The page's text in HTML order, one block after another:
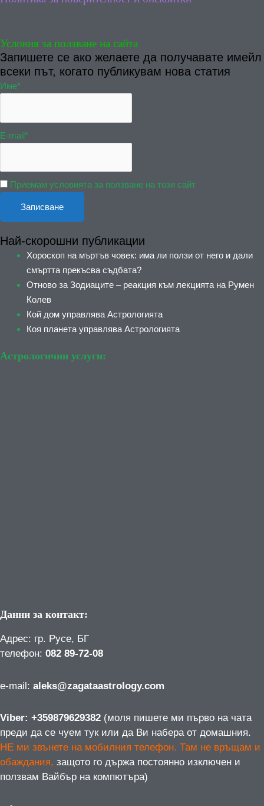
Условия за ползване на сайта
Запишете се ако желаете да получавате имейл
всеки път, когато публикувам нова статия
Име*
E-mail*
Приемам условията за ползване на този сайт
Най-скорошни публикации
Хороскоп на мъртъв човек: има ли ползи от него и дали
смъртта прекъсва съдбата?
Отново за Зодиаците – реакция към лекцията на Румен
Колев
Кой дом управлява Астрологията
Коя планета управлява Астрологията
Астрологични услуги:
Данни за контакт:
Адрес: гр. Русе, БГ
телефон: 082 89-72-08
е-mail: aleks@zagataastrology.com
Viber: +359879629382 (моля пишете ми първо на чата
преди да се чуем тук или да Ви набера от домашния.
НЕ ми звънете на мобилния телефон. Там не връщам и
обаждания, защото го държа постоянно изключен и
ползвам Вайбър на компютъра)